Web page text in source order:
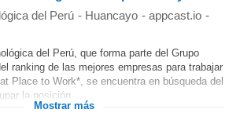
del Perú - Huancayo - appcast.io -
del Perú, que forma parte del Grupo
ranking de las mejores empresas para trabajar
Place to Work*, se encuentra en búsqueda del
la posición...
Mostrar más